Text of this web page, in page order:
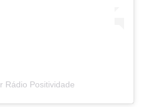
Rádio Positividade